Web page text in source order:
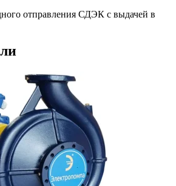
отправления СДЭК с выдачей в